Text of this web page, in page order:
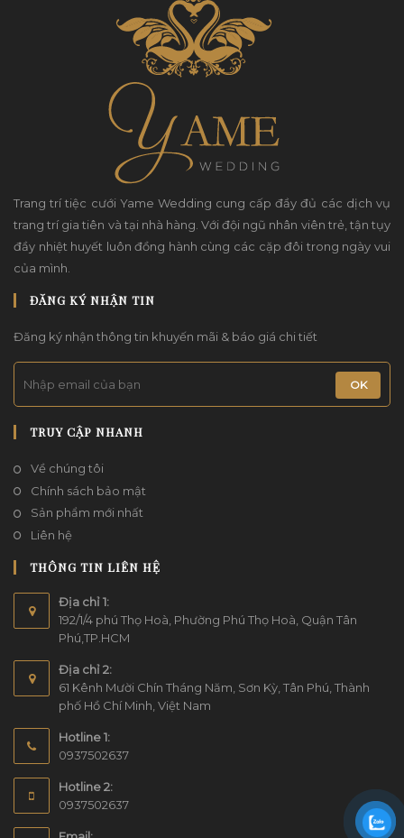
DỊCH VỤ TRANG TRÍ TIỆC CƯỚI CAO CẤP
TẠI NHÀ HÀNG VỚI MẪU BACKDROP
CHỤP HÌNH CƯỚI ĐẸP - YAME WEDDING
DỊCH VỤ TRANG TRÍ BACKDROP CHỤP
HÌNH CƯỚI TẠI NHÀ HÀNG ĐẸP TẠI YAME
TRANG TRÍ TIỆC CƯỚI VỚI BACKDROP CHỤP
HÌNH CƯỚI TẠI NHÀ HÀNG BẰNG HOA TƯƠI
Trang trí tiệc cưới Yame Wedding cung cấp đầy đủ các dịch vụ
trang trí gia tiên và tại nhà hàng. Với đội ngũ nhân viên trẻ, tận tụy
đầy nhiệt huyết luôn đồng hành cùng các cặp đôi trong ngày vui
của mình.
ĐĂNG KÝ NHẬN TIN
Đăng ký nhận thông tin khuyến mãi & báo giá chi tiết
OK
TRUY CẬP NHANH
Về chúng tôi
Chính sách bảo mật
Sản phẩm mới nhất
Liên hệ
THÔNG TIN LIÊN HỆ
Địa chỉ 1:
192/1/4 phú Thọ Hoà, Phường Phú Thọ Hoà, Quận Tân
Phú,TP.HCM
Địa chỉ 2:
61 Kênh Mười Chín Tháng Năm, Sơn Kỳ, Tân Phú, Thành
phố Hồ Chí Minh, Việt Nam
Hotline 1:
0937502637
Hotline 2:
0937502637